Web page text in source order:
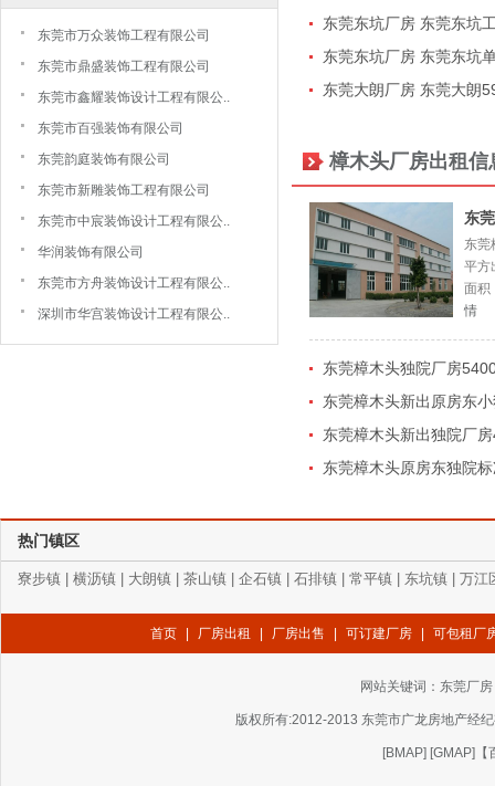
东莞市万众装饰工程有限公司
东莞市鼎盛装饰工程有限公司
东莞市鑫耀装饰设计工程有限公..
东莞市百强装饰有限公司
东莞韵庭装饰有限公司
东莞市新雕装饰工程有限公司
东莞市中宸装饰设计工程有限公..
华润装饰有限公司
东莞市方舟装饰设计工程有限公..
深圳市华宫装饰设计工程有限公..
东莞东坑厂房 东莞东坑
东莞东坑厂房 东莞东坑
东莞大朗厂房 东莞大朗
樟木头厂房出租信
东
东莞
平方
面积
情
东莞樟木头独院厂房
东莞樟木头新出原房东
东莞樟木头新出独院厂
东莞樟木头原房东独院
热门镇区
寮步镇 横沥镇 大朗镇 茶山镇 企石镇 石排镇 常平镇 东坑镇 万江
首页 厂房出租 厂房出售 可订建厂房 可包租厂
网站关键词： 东莞厂房
版权所有:2012-2013 东莞市广龙房地产经
[BMAP] [GMAP]